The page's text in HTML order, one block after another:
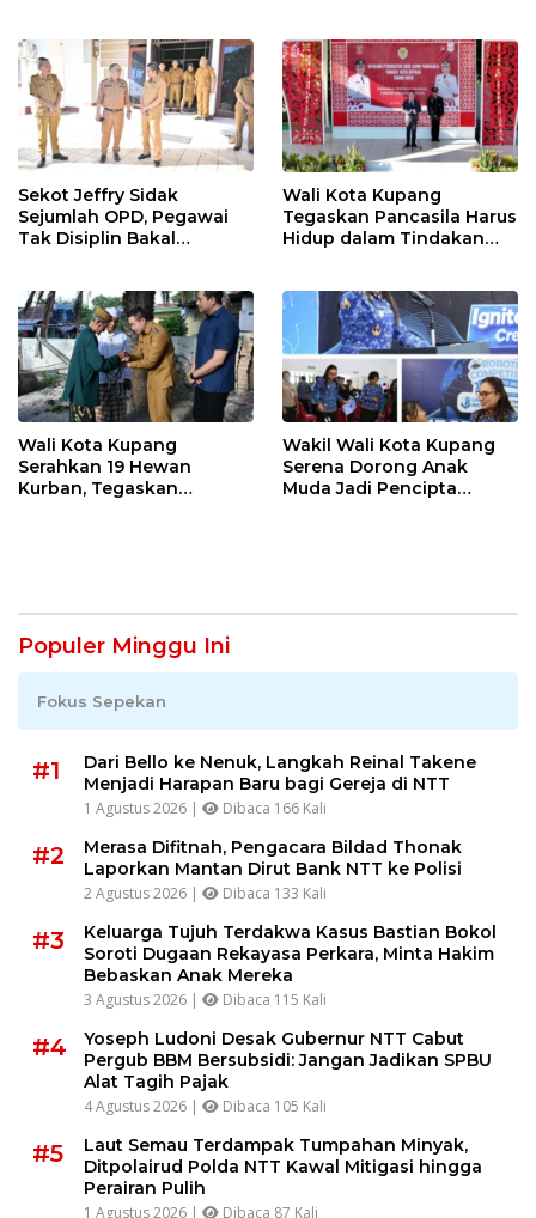
Sekot Jeffry Sidak
Sejumlah OPD, Pegawai
Tak Disiplin Bakal
Wali Kota Kupang
Tegaskan Pancasila Harus
Hidup dalam Tindakan
Wali Kota Kupang
Serahkan 19 Hewan
Kurban, Tegaskan
Wakil Wali Kota Kupang
Serena Dorong Anak
Muda Jadi Pencipta
Populer Minggu Ini
Fokus Sepekan
#1
Dari Bello ke Nenuk, Langkah Reinal Takene
Menjadi Harapan Baru bagi Gereja di NTT
1 Agustus 2026 | Dibaca 166 Kali
#2
Merasa Difitnah, Pengacara Bildad Thonak
Laporkan Mantan Dirut Bank NTT ke Polisi
2 Agustus 2026 | Dibaca 133 Kali
#3
Keluarga Tujuh Terdakwa Kasus Bastian Bokol
Soroti Dugaan Rekayasa Perkara, Minta Hakim
Bebaskan Anak Mereka
3 Agustus 2026 | Dibaca 115 Kali
#4
Yoseph Ludoni Desak Gubernur NTT Cabut
Pergub BBM Bersubsidi: Jangan Jadikan SPBU
Alat Tagih Pajak
4 Agustus 2026 | Dibaca 105 Kali
#5
Laut Semau Terdampak Tumpahan Minyak,
Ditpolairud Polda NTT Kawal Mitigasi hingga
Perairan Pulih
1 Agustus 2026 | Dibaca 87 Kali